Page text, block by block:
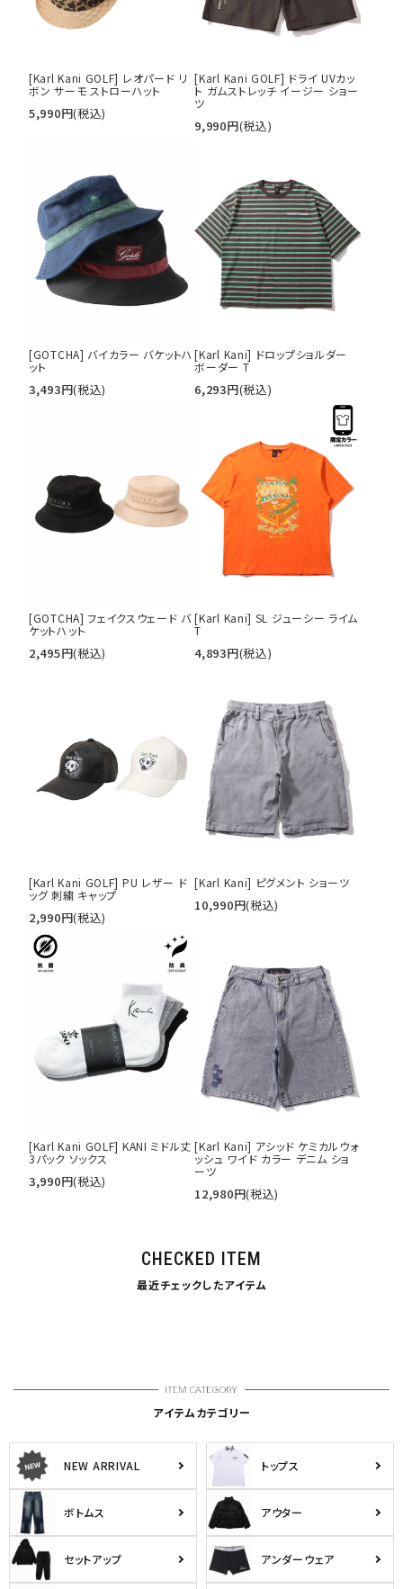
価格から探す
並び順
カテゴリ
サイズ
S
M
L
XL
XXL
XXXL
29inc
32inc
40inc
KIDS
tune 絞り込んで検索する
[Karl Kani GOLF] レオパード リ
ボン サーモ ストローハット
5,990円(税込)
[Karl Kani GOLF] ドライ UVカッ
ト ガムストレッチ イージー ショー
ツ
9,990円(税込)
[GOTCHA] バイカラー バケットハ
ット
3,493円(税込)
[Karl Kani] ドロップショルダー
ボーダー T
6,293円(税込)
[GOTCHA] フェイクスウェード バ
ケットハット
2,495円(税込)
[Karl Kani] SL ジューシー ライム
T
4,893円(税込)
[Karl Kani GOLF] PU レザー ド
ッグ 刺繍 キャップ
2,990円(税込)
[Karl Kani] ピグメント ショーツ
10,990円(税込)
[Karl Kani GOLF] KANI ミドル丈
3パック ソックス
3,990円(税込)
[Karl Kani] アシッド ケミカルウォ
ッシュ ワイド カラー デニム ショ
ーツ
12,980円(税込)
CHECKED ITEM
最近チェックしたアイテム
アイテムカテゴリー
NEW ARRIVAL トップス
ボトムス アウター
セットアップ アンダーウェア